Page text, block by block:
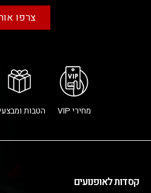
צרפו
מחירי VIP הטבות
קסדות לאופנועים